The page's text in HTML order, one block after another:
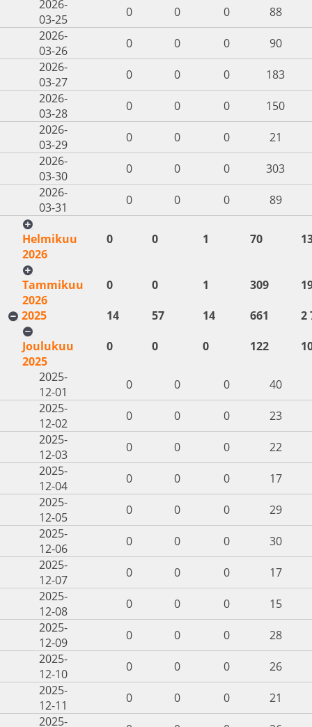
2026-
03-25
0 0 0
88
2026-
03-26
0 0 0
90
2026-
03-27
0 0 0
183
2026-
03-28
0 0 0
150
2026-
03-29
0 0 0
21
2026-
03-30
0 0 0
303
2026-
03-31
0 0 0 89
Helmikuu
2026
0 0 1 70
Tammikuu
2026
0 0 1 309
2025
14 57 14 661
2
Joulukuu
2025
0 0 0 122
2025-
12-01
0 0 0
40
2025-
12-02
0 0 0
23
2025-
12-03
0 0 0
22
2025-
12-04
0 0 0
17
2025-
12-05
0 0 0
29
2025-
12-06
0 0 0
30
2025-
12-07
0 0 0
17
2025-
12-08
0 0 0
15
2025-
12-09
0 0 0
28
2025-
12-10
0 0 0
26
2025-
12-11
0 0 0
21
2025-